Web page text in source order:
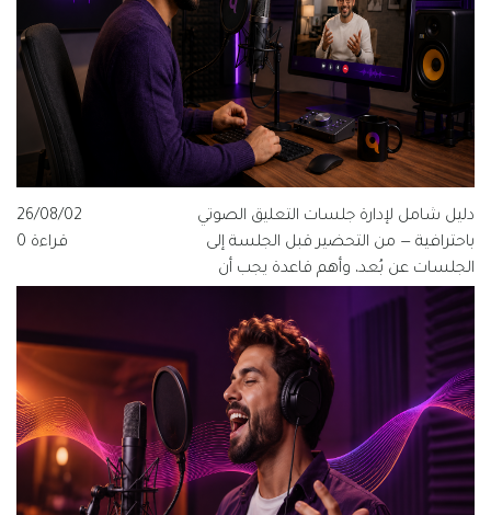
دليل شامل لإدارة جلسات التعليق الصوتي
باحترافية — من التحضير قبل الجلسة إلى
الجلسات عن بُعد، وأهم قاعدة يجب أن
يعرفها كل مخرج ومنتج وفنان صوت.
26/08/02
قراءة 0